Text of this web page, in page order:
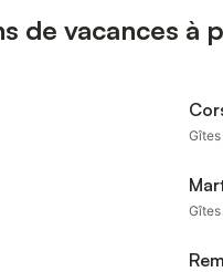
de vacances à
Gîtes
Gîtes